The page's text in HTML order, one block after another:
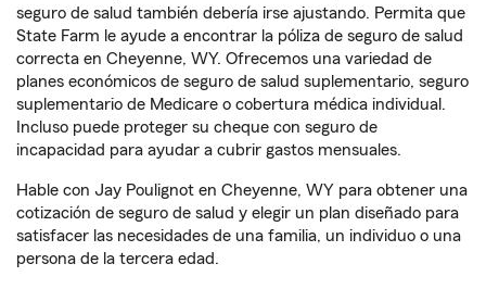
seguro de salud también debería irse ajustando. Permita que
State Farm le ayude a encontrar la póliza de seguro de salud
correcta en Cheyenne, WY. Ofrecemos una variedad de
planes económicos de seguro de salud suplementario, seguro
suplementario de Medicare o cobertura médica individual.
Incluso puede proteger su cheque con seguro de
incapacidad para ayudar a cubrir gastos mensuales.
Hable con Jay Poulignot en Cheyenne, WY para obtener una
cotización de seguro de salud y elegir un plan diseñado para
satisfacer las necesidades de una familia, un individuo o una
persona de la tercera edad.